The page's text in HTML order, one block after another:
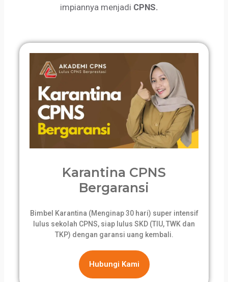
impiannya menjadi CPNS.
Karantina CPNS
Bergaransi
Bimbel Karantina (Menginap 30 hari) super intensif
lulus sekolah CPNS, siap lulus SKD (TIU, TWK dan
TKP) dengan garansi uang kembali.
Hubungi Kami